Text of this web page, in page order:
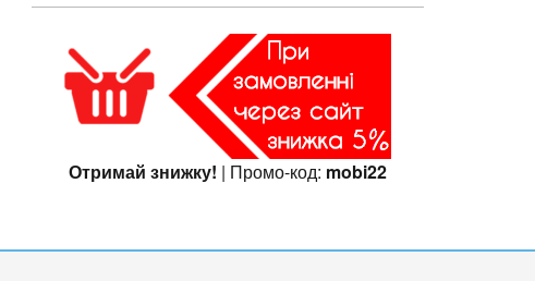
Отримай знижку! | Промо-код: mobi22